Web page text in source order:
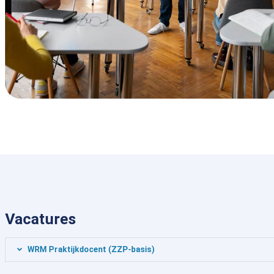
Vacatures
WRM Praktijkdocent (ZZP-basis)